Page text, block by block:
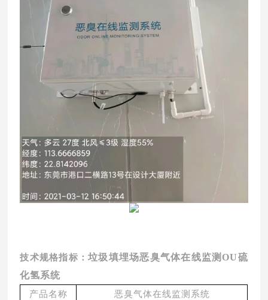
技术规格指标：垃圾填埋场恶臭气体在线监测OU硫
化氢系统
产品名称 恶臭气体在线监测 系统